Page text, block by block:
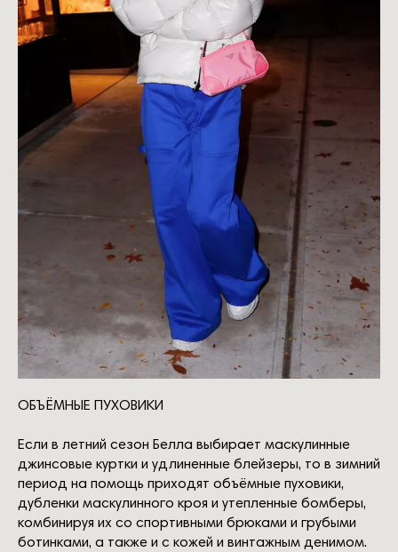
ОБЪЁМНЫЕ ПУХОВИКИ
Если в летний сезон Белла выбирает маскулинные
джинсовые куртки и удлиненные блейзеры, то в зимний
период на помощь приходят объёмные пуховики,
дубленки маскулинного кроя и утепленные бомберы,
комбинируя их со спортивными брюками и грубыми
ботинками, а также и с кожей и винтажным денимом.